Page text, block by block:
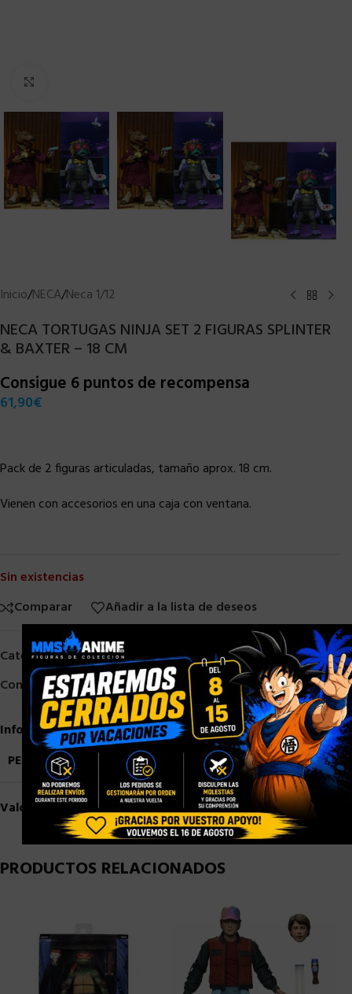
Inicio/NECA/Neca 1/12
NECA TORTUGAS NINJA SET 2 FIGURAS SPLINTER
& BAXTER – 18 CM
Consigue 6 puntos de recompensa
61,90€
Pack de 2 figuras articuladas, tamaño aprox. 18 cm.
Vienen con accesorios en una caja con ventana.
Sin existencias
Comparar
Añadir a la lista de deseos
Categorías:NECA,Neca 1/12
Compartir:
Información adicional
PESO
1 kg
Valoraciones (0)
PRODUCTOS RELACIONADOS
×